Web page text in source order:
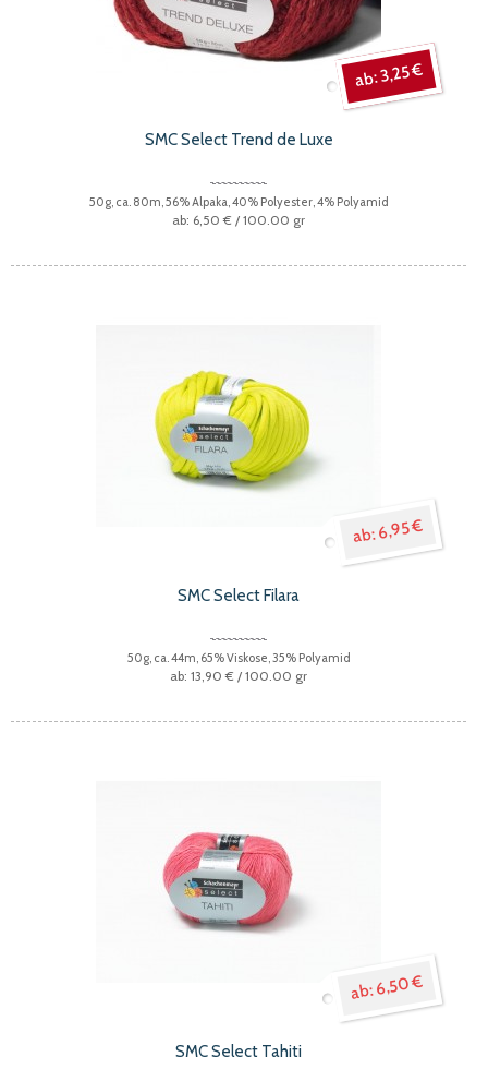
3,25 €
SMC Select Trend de Luxe
50g, ca. 80m, 56% Alpaka, 40% Polyester, 4% Polyamid
6,50 € / 100.00 gr
6,95 €
SMC Select Filara
50g, ca. 44m, 65% Viskose, 35% Polyamid
13,90 € / 100.00 gr
6,50 €
SMC Select Tahiti